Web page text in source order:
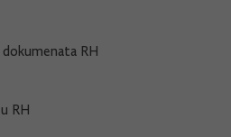
RH
RH